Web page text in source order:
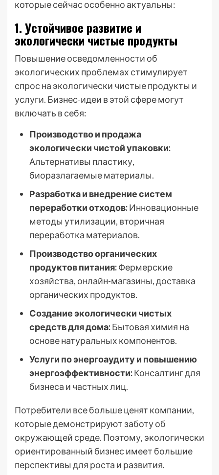
которые сейчас особенно актуальны:
1. Устойчивое развитие и
экологически чистые продукты
Повышение осведомленности об
экологических проблемах стимулирует
спрос на экологически чистые продукты и
услуги. Бизнес-идеи в этой сфере могут
включать в себя:
Производство и продажа
экологически чистой упаковки:
Альтернативы пластику,
биоразлагаемые материалы.
Разработка и внедрение систем
переработки отходов:Инновационные
методы утилизации, вторичная
переработка материалов.
Производство органических
продуктов питания:Фермерские
хозяйства, онлайн-магазины, доставка
органических продуктов.
Создание экологически чистых
средств для дома:Бытовая химия на
основе натуральных компонентов.
Услуги по энергоаудиту и повышению
энергоэффективности:Консалтинг для
бизнеса и частных лиц.
Потребители все больше ценят компании,
которые демонстрируют заботу об
окружающей среде. Поэтому, экологически
ориентированный бизнес имеет большие
перспективы для роста и развития.